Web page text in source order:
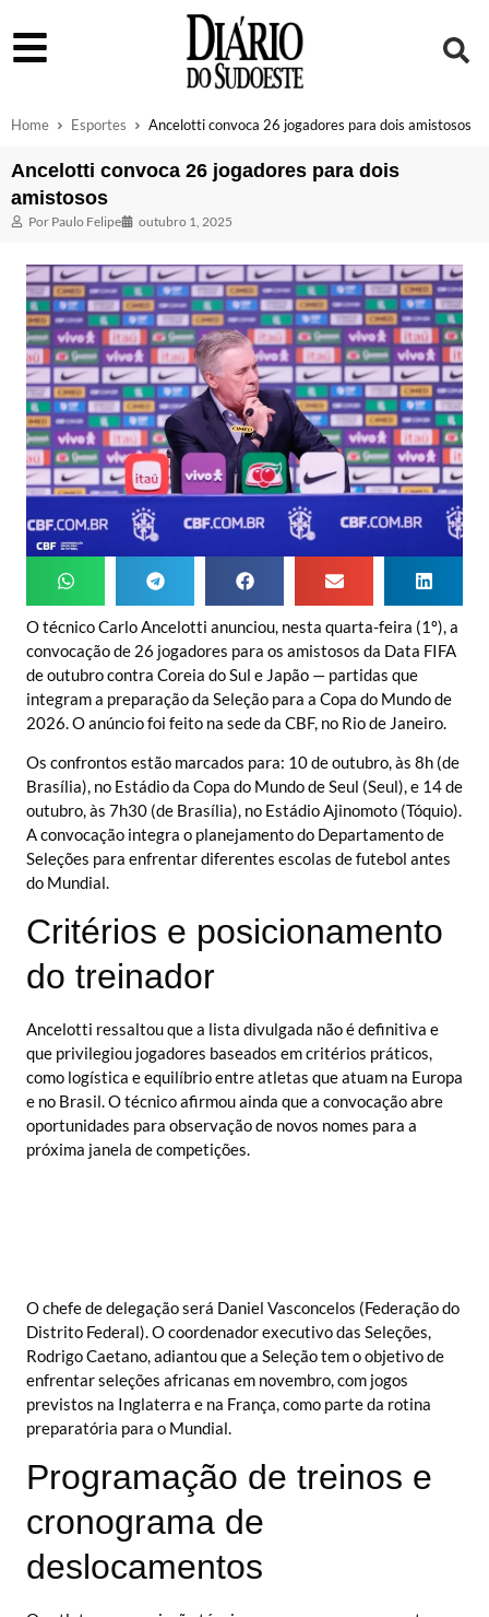
Home Esportes Ancelotti convoca 26 jogadores para dois amistosos
Ancelotti convoca 26 jogadores para dois
amistosos
Por Paulo Felipe outubro 1, 2025
O técnico Carlo Ancelotti anunciou, nesta quarta-feira (1º), a
convocação de 26 jogadores para os amistosos da Data FIFA
de outubro contra Coreia do Sul e Japão — partidas que
integram a preparação da Seleção para a Copa do Mundo de
2026. O anúncio foi feito na sede da CBF, no Rio de Janeiro.
Os confrontos estão marcados para: 10 de outubro, às 8h (de
Brasília), no Estádio da Copa do Mundo de Seul (Seul), e 14 de
outubro, às 7h30 (de Brasília), no Estádio Ajinomoto (Tóquio).
A convocação integra o planejamento do Departamento de
Seleções para enfrentar diferentes escolas de futebol antes
do Mundial.
Critérios e posicionamento
do treinador
Ancelotti ressaltou que a lista divulgada não é definitiva e
que privilegiou jogadores baseados em critérios práticos,
como logística e equilíbrio entre atletas que atuam na Europa
e no Brasil. O técnico afirmou ainda que a convocação abre
oportunidades para observação de novos nomes para a
próxima janela de competições.
O chefe de delegação será Daniel Vasconcelos (Federação do
Distrito Federal). O coordenador executivo das Seleções,
Rodrigo Caetano, adiantou que a Seleção tem o objetivo de
enfrentar seleções africanas em novembro, com jogos
previstos na Inglaterra e na França, como parte da rotina
preparatória para o Mundial.
Programação de treinos e
cronograma de
deslocamentos